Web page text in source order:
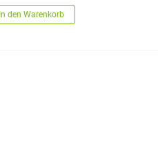
In den Warenkorb